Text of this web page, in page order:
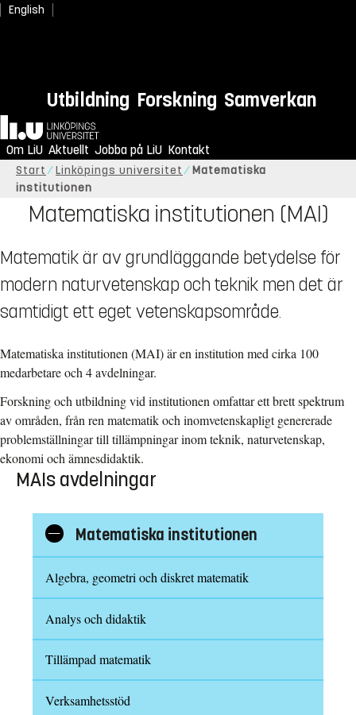
English
Utbildning Forskning Samverkan
Hem
Om LiU Aktuellt Jobba på LiU Kontakt
Start Linköpings universitet
Matematiska
institutionen
Matematiska institutionen (MAI)
Matematik är av grundläggande betydelse för
modern naturvetenskap och teknik men det är
samtidigt ett eget vetenskapsområde.
Matematiska institutionen (MAI) är en institution med cirka 100
medarbetare och 4 avdelningar.
Forskning och utbildning vid institutionen omfattar ett brett spektrum
av områden, från ren matematik och inomvetenskapligt genererade
problemställningar till tillämpningar inom teknik, naturvetenskap,
ekonomi och ämnesdidaktik.
MAIs avdelningar
Visa/göm
Matematiska institutionen
Algebra, geometri och diskret matematik
Analys och didaktik
Tillämpad matematik
Verksamhetsstöd